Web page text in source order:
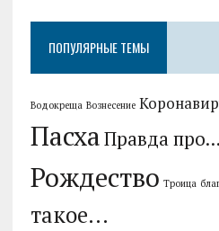
ПОПУЛЯРНЫЕ ТЕМЫ
Водокреща Вознесение
ПасхаПравда про...
Рождество Троица
такое...